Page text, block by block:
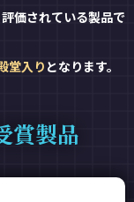
価されている製品で
堂入り となります。
賞製品